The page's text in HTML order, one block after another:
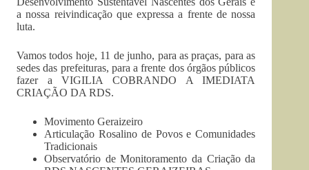
a nossa reivindicação que expressa a frente de nossa
luta.
Vamos todos hoje, 11 de junho, para as praças, para as
sedes das prefeituras, para a frente dos órgãos públicos
fazer a VIGILIA COBRANDO A IMEDIATA
CRIAÇÃO DA RDS.
Movimento Geraizeiro
Articulação Rosalino de Povos e Comunidades
Tradicionais
Observatório de Monitoramento da Criação da